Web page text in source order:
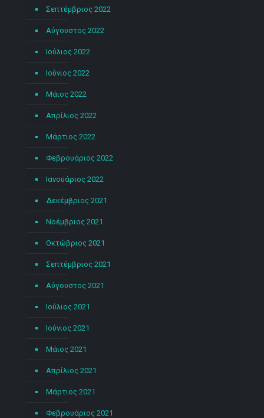
Σεπτέμβριος 2022
Αύγουστος 2022
Ιούλιος 2022
Ιούνιος 2022
Μάιος 2022
Απρίλιος 2022
Μάρτιος 2022
Φεβρουάριος 2022
Ιανουάριος 2022
Δεκέμβριος 2021
Νοέμβριος 2021
Οκτώβριος 2021
Σεπτέμβριος 2021
Αύγουστος 2021
Ιούλιος 2021
Ιούνιος 2021
Μάιος 2021
Απρίλιος 2021
Μάρτιος 2021
Φεβρουάριος 2021